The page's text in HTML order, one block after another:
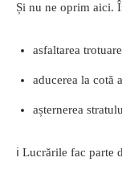
Și nu ne oprim aici.
asfaltarea
aducerea la cotă
așternerea
ℹ️ Lucrările fac parte